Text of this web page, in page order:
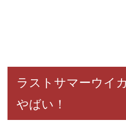
ラストサマーウイ
やばい！